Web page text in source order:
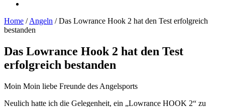
Home /Angeln /Das Lowrance Hook 2 hat den Test erfolgreich
bestanden
Das Lowrance Hook 2 hat den Test
erfolgreich bestanden
Moin Moin liebe Freunde des Angelsports
Neulich hatte ich die Gelegenheit, ein „Lowrance HOOK 2“ zu